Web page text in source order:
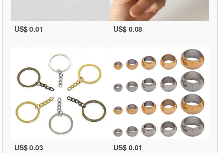
US$ 0.01 US$ 0.08
US$ 0.03 US$ 0.01